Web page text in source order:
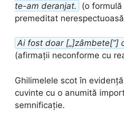
te-am deranjat.
(o
premeditat
Ai fost doar [„]zâmbete[”]
(afirmații neconforme cu
Ghilimelele scot în
cuvinte cu o anumită
semnificație.